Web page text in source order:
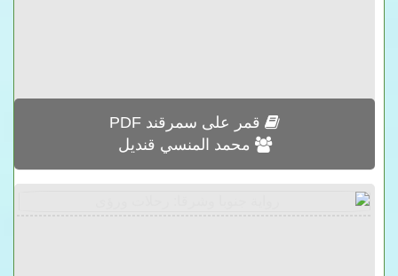
قمر على سمرقند PDF
محمد المنسي قنديل